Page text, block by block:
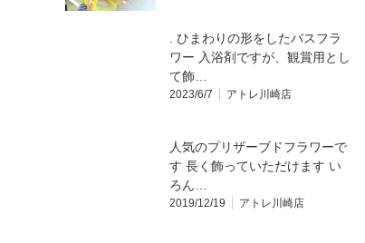
. ひまわりの形をしたバスフラ
ワー 入浴剤ですが、観賞用とし
て飾…
2023/6/7 アトレ川崎店
人気のプリザーブドフラワーで
す 長く飾っていただけます️ い
ろん…
2019/12/19 アトレ川崎店